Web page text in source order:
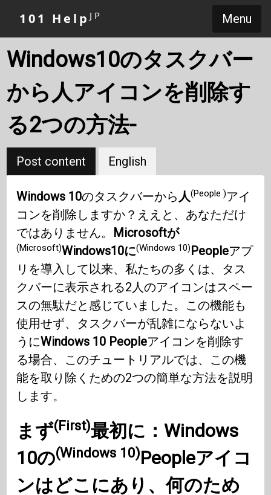
Menu
101 HelpJP
Windows10のタスクバー
から人アイコンを削除す
る2つの方法-
Post content English
Windows 10のタスクバーから 人(People )アイ
コンを削除しますか？ええと、あなただけ
ではありません。
Microsoftが
(Microsoft)Windows10に(Windows 10)Peopleアプ
リを導入して以来、私たちの多くは、タス
クバーに表示される2人のアイコンはスペー
スの無駄だと感じていました。この機能も
使用せず、タスクバーが乱雑にならないよ
うにWindows 10 Peopleアイコンを削除す
る場合、このチュートリアルでは、この機
能を取り除くための2つの簡単な方法を説明
します。
まず(First)最初に：Windows
10の(Windows 10)Peopleアイコ
ンはどこにあり、何のため